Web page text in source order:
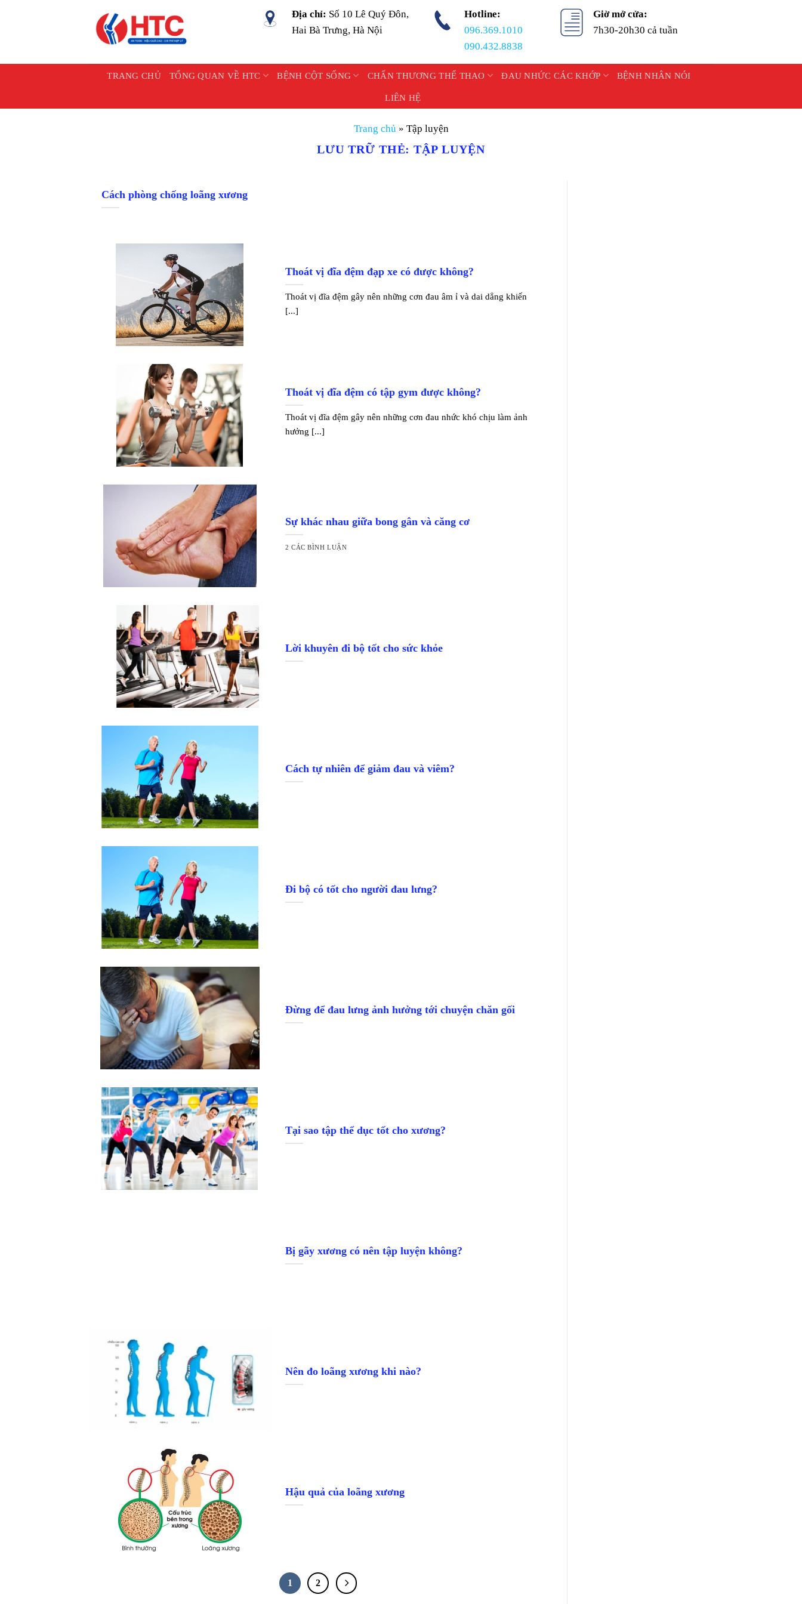
Địa chỉ: Số 10 Lê Quý Đôn,
Hai Bà Trưng, Hà Nội
Hotline:
096.369.1010
090.432.8838
Giờ mở cửa:
7h30-20h30 cả tuần
TRANG CHỦ TỔNG QUAN VỀ HTC BỆNH CỘT SỐNG CHẤN THƯƠNG THỂ THAO ĐAU NHỨC CÁC KHỚP BỆNH NHÂN NÓI
LIÊN HỆ
Trang chủ » Tập luyện
LƯU TRỮ THẺ:TẬP LUYỆN
Cách phòng chống loãng xương
Thoát vị đĩa đệm đạp xe có được không?
Thoát vị đĩa đệm gây nên những cơn đau âm ỉ và dai dẳng khiến
[...]
Thoát vị đĩa đệm có tập gym được không?
Thoát vị đĩa đệm gây nên những cơn đau nhức khó chịu làm ảnh
hưởng [...]
Sự khác nhau giữa bong gân và căng cơ
2 CÁC BÌNH LUẬN
Lời khuyên đi bộ tốt cho sức khỏe
Cách tự nhiên để giảm đau và viêm?
Đi bộ có tốt cho người đau lưng?
Đừng để đau lưng ảnh hưởng tới chuyện chăn gối
Tại sao tập thể dục tốt cho xương?
Bị gãy xương có nên tập luyện không?
Nên đo loãng xương khi nào?
Hậu quả của loãng xương
1 2